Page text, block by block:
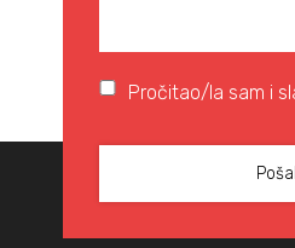
Pročitao/la sam i